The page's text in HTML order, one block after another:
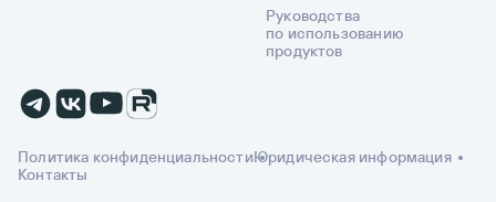
Руководства
по использованию
продуктов
Политика конфиденциальностиЮридическая информация
Контакты